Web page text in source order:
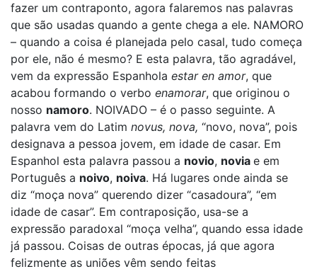
fazer um contraponto, agora falaremos nas palavras
que são usadas quando a gente chega a ele. NAMORO
– quando a coisa é planejada pelo casal, tudo começa
por ele, não é mesmo? E esta palavra, tão agradável,
vem da expressão Espanhola estar en amor, que
acabou formando o verbo enamorar, que originou o
nosso namoro. NOIVADO – é o passo seguinte. A
palavra vem do Latim novus, nova, “novo, nova”, pois
designava a pessoa jovem, em idade de casar. Em
Espanhol esta palavra passou a novio, novia e em
Português a noivo, noiva. Há lugares onde ainda se
diz “moça nova” querendo dizer “casadoura”, “em
idade de casar”. Em contraposição, usa-se a
expressão paradoxal “moça velha”, quando essa idade
já passou. Coisas de outras épocas, já que agora
felizmente as uniões vêm sendo feitas